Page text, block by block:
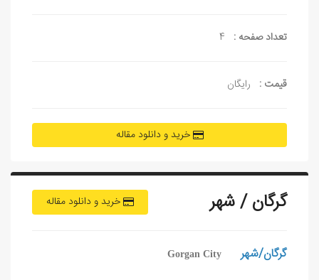
تعداد صفحه : 4
قیمت : رایگان
خرید و دانلود مقاله
خرید و دانلود مقاله گرگان / شهر
گرگان/شهر Gorgan City